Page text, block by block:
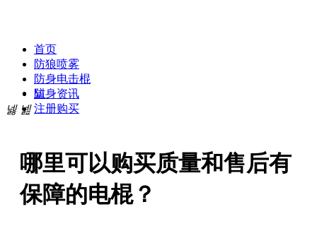
首页
防狼喷雾
防身电击棍
防身资讯
注册购买
넡
넳 넲
哪里可以购买质量和售后有
保障的电棍？